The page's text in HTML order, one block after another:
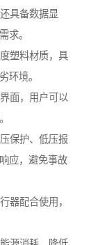
具备数据显
求。
塑料材质，具
环境。
面，用户可以
保护、低压报
应，避免事故
器配合使用，